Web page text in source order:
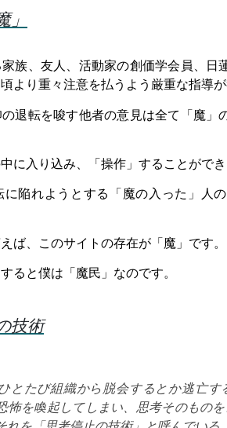
」
族、友人、活動家の創価学会員、日
より重々注意を払うよう厳重な指導が
退転を唆す他者の意見は全て「魔」
に入り込み、「操作」することができ
に陥れようとする「魔の入った」人
ば、このサイトの存在が「魔」です。
ると僕は「魔民」なのです。
技術
とたび組織から脱会するとか逃亡す
怖を喚起してしまい、思考そのもの